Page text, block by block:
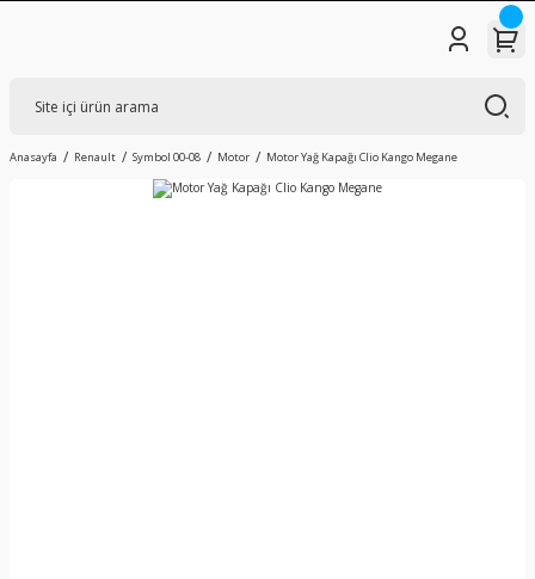
Anasayfa Renault Symbol 00-08 Motor Motor Yağ Kapağı Clio Kango Megane